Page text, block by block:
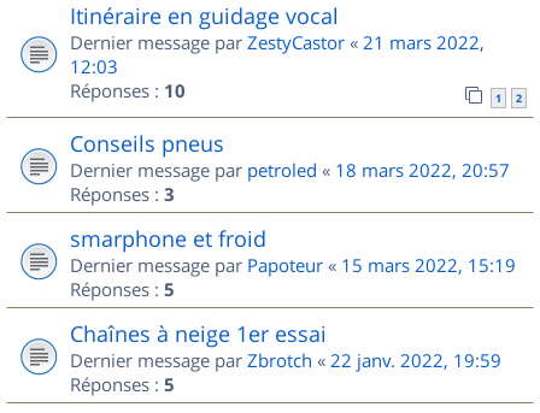
Itinéraire en guidage vocal
Dernier message par ZestyCastor « 21 mars 2022,
12:03
Réponses : 10 1 2
Conseils pneus
Dernier message par petroled « 18 mars 2022, 20:57
Réponses : 3
smarphone et froid
Dernier message par Papoteur « 15 mars 2022, 15:19
Réponses : 5
Chaînes à neige 1er essai
Dernier message par Zbrotch « 22 janv. 2022, 19:59
Réponses : 5